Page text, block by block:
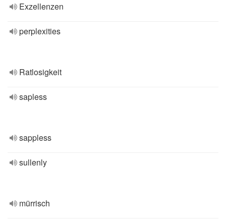
Exzellenzen
perplexities
Ratlosigkeit
sapless
sappless
sullenly
mürrisch